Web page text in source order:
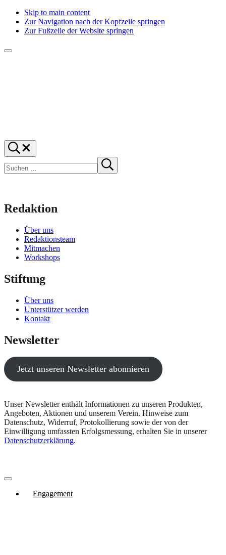
Skip to main content
Zur Navigation nach der Kopfzeile springen
Zur Fußzeile der Website springen
Menü
f1rstlife
Und
was
denkst
du?
Suchen
…
Suche
starten
Redaktion
Über uns
Redaktionsteam
Mitmachen
Workshops
Stiftung
Über uns
Unterstützer werden
Kontakt
Newsletter
Jetzt unseren Newsletter abonnieren
Unser Newsletter enthält Informationen zu unseren Produkten,
Angeboten, Aktionen und unserem Verein. Hinweise zum
Datenschutz, Widerruf, Protokollierung sowie der von der
Einwilligung umfassten Erfolgsmessung, erhalten Sie in unserer
Datenschutzerklärung.
Engagement